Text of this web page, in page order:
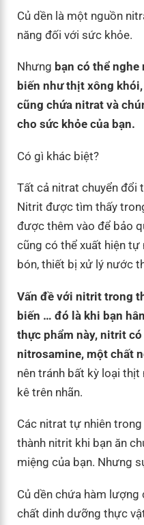
Củ dền là một nguồn
năng đối với sức khỏe.
Nhưng bạn có thể
biến như thịt xông
cũng chứa nitrat và
cho sức khỏe của bạn.
Có gì khác biệt?
Tất cả nitrat chuyển đổi
Nitrit được tìm thấy
được thêm vào để bảo
cũng có thể xuất hiện
bón, thiết bị xử lý nước
Vấn đề với nitrit trong
biến … đó là khi bạn
thực phẩm này, nitrit
nitrosamine, một chất
nên tránh bất kỳ loại
kê trên nhãn.
Các nitrat tự nhiên
thành nitrit khi bạn ăn
miệng của bạn. Nhưng
Củ dền chứa hàm lượng
chất dinh dưỡng thực